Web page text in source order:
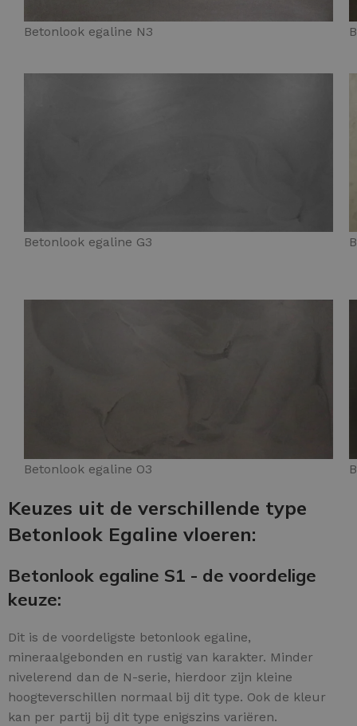
Betonlook egaline N3
Betonlook egaline G3
Betonlook egaline O3
Keuzes uit de verschillende type
Betonlook Egaline vloeren:
Betonlook egaline S1 - de voordelige
keuze:
Dit is de voordeligste betonlook egaline,
mineraalgebonden en rustig van karakter. Minder
nivelerend dan de N-serie, hierdoor zijn kleine
hoogteverschillen normaal bij dit type. Ook de kleur
kan per partij bij dit type enigszins variëren.